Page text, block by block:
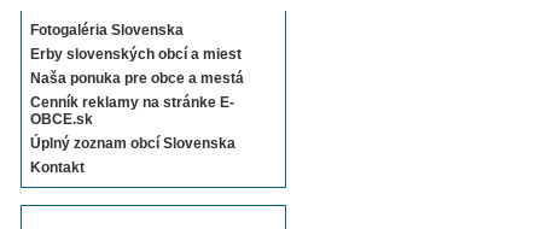
Fotogaléria Slovenska
Erby slovenských obcí a miest
Naša ponuka pre obce a mestá
Cenník reklamy na stránke E-
OBCE.sk
Úplný zoznam obcí Slovenska
Kontakt